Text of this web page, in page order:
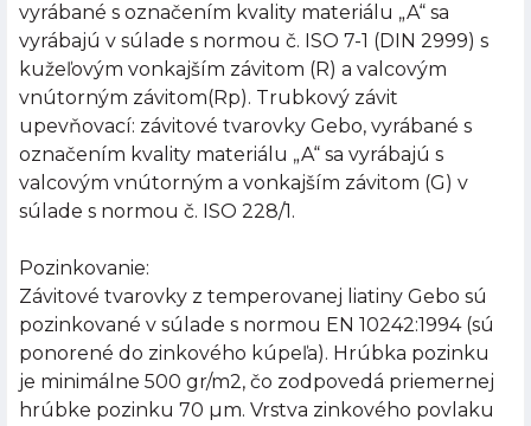
vyrábané s označením kvality materiálu „A“ sa
vyrábajú v súlade s normou č. ISO 7-1 (DIN 2999) s
kužeľovým vonkajším závitom (R) a valcovým
vnútorným závitom(Rp). Trubkový závit
upevňovací: závitové tvarovky Gebo, vyrábané s
označením kvality materiálu „A“ sa vyrábajú s
valcovým vnútorným a vonkajším závitom (G) v
súlade s normou č. ISO 228/1.
Pozinkovanie:
Závitové tvarovky z temperovanej liatiny Gebo sú
pozinkované v súlade s normou EN 10242:1994 (sú
ponorené do zinkového kúpeľa). Hrúbka pozinku
je minimálne 500 gr/m2, čo zodpovedá priemernej
hrúbke pozinku 70 µm. Vrstva zinkového povlaku